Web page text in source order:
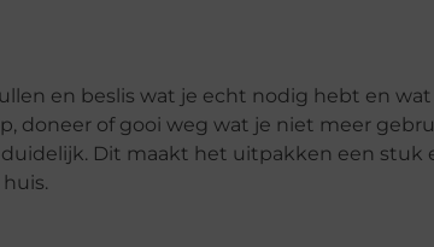
en beslis wat je echt nodig hebt en wat
doneer of gooi weg wat je niet meer
Dit maakt het uitpakken een stuk